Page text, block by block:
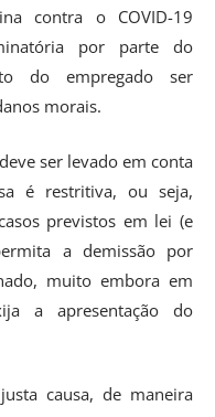
contra o COVID-19
por parte do
do empregado ser
morais.
ser levado em conta
é restritiva, ou seja,
previstos em lei (e
a demissão por
muito embora em
a apresentação do
causa, de maneira